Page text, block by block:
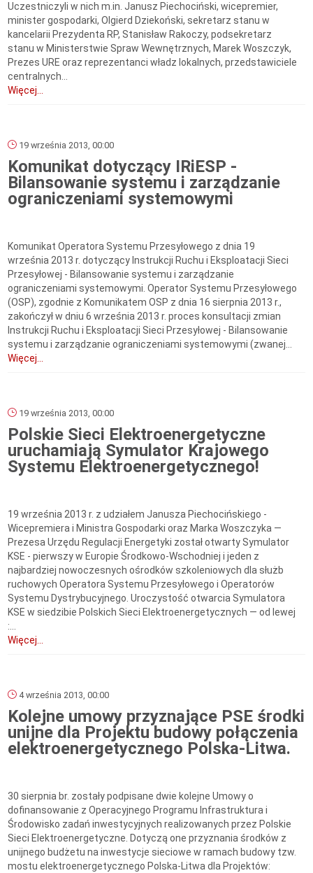
Uczestniczyli w nich m.in. Janusz Piechociński, wicepremier,
minister gospodarki, Olgierd Dziekoński, sekretarz stanu w
kancelarii Prezydenta RP, Stanisław Rakoczy, podsekretarz
stanu w Ministerstwie Spraw Wewnętrznych, Marek Woszczyk,
Prezes URE oraz reprezentanci władz lokalnych, przedstawiciele
centralnych...
Więcej...
19 września 2013, 00:00
Komunikat dotyczący IRiESP -
Bilansowanie systemu i zarządzanie
ograniczeniami systemowymi
Komunikat Operatora Systemu Przesyłowego z dnia 19
września 2013 r. dotyczący Instrukcji Ruchu i Eksploatacji Sieci
Przesyłowej - Bilansowanie systemu i zarządzanie
ograniczeniami systemowymi. Operator Systemu Przesyłowego
(OSP), zgodnie z Komunikatem OSP z dnia 16 sierpnia 2013 r.,
zakończył w dniu 6 września 2013 r. proces konsultacji zmian
Instrukcji Ruchu i Eksploatacji Sieci Przesyłowej - Bilansowanie
systemu i zarządzanie ograniczeniami systemowymi (zwanej...
Więcej...
19 września 2013, 00:00
Polskie Sieci Elektroenergetyczne
uruchamiają Symulator Krajowego
Systemu Elektroenergetycznego!
19 września 2013 r. z udziałem Janusza Piechocińskiego -
Wicepremiera i Ministra Gospodarki oraz Marka Woszczyka —
Prezesa Urzędu Regulacji Energetyki został otwarty Symulator
KSE - pierwszy w Europie Środkowo-Wschodniej i jeden z
najbardziej nowoczesnych ośrodków szkoleniowych dla służb
ruchowych Operatora Systemu Przesyłowego i Operatorów
Systemu Dystrybucyjnego. Uroczystość otwarcia Symulatora
KSE w siedzibie Polskich Sieci Elektroenergetycznych — od lewej
:...
Więcej...
4 września 2013, 00:00
Kolejne umowy przyznające PSE środki
unijne dla Projektu budowy połączenia
elektroenergetycznego Polska-Litwa.
30 sierpnia br. zostały podpisane dwie kolejne Umowy o
dofinansowanie z Operacyjnego Programu Infrastruktura i
Środowisko zadań inwestycyjnych realizowanych przez Polskie
Sieci Elektroenergetyczne. Dotyczą one przyznania środków z
unijnego budżetu na inwestycje sieciowe w ramach budowy tzw.
mostu elektroenergetycznego Polska-Litwa dla Projektów: